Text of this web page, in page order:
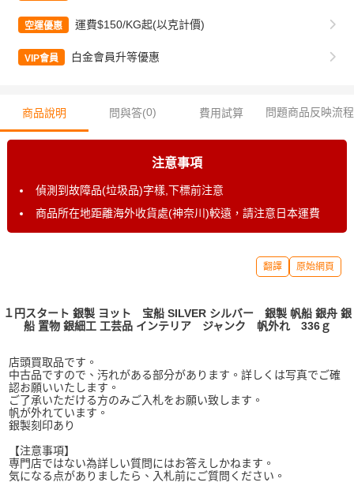
空運優惠 運費$150/KG起(以克計價)
VIP會員 白金會員升等優惠
商品說明 問與答(0) 費用試算 問題商品反映流程
注意事項
偵測到故障品(垃圾品)字樣,下標前注意
商品所在地距離海外收貨處(神奈川)較遠，請注意日本運費
翻譯 原始網頁
１円スタート 銀製 ヨット 宝船 SILVER シルバー 銀製 帆船 銀舟 銀
船 置物 銀細工 工芸品 インテリア ジャンク 帆外れ 336ｇ
店頭買取品です。
中古品ですので、汚れがある部分があります。詳しくは写真でご確
認お願いいたします。
ご了承いただける方のみご入札をお願い致します。
帆が外れています。
銀製刻印あり
【注意事項】
専門店ではない為詳しい質問にはお答えしかねます。
気になる点がありましたら、入札前にご質問ください。